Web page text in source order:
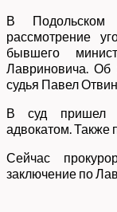
В Подольском
рассмотрение
бывшего
Лавриновича. Об
судья Павел
В суд пришел
адвокатом. Также
Сейчас
заключение по